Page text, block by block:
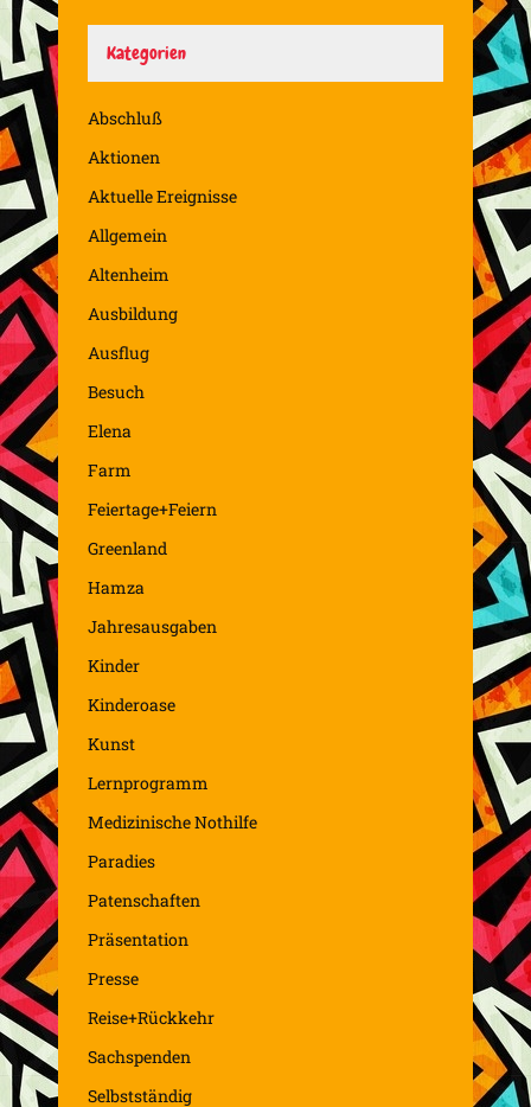
Kategorien
Abschluß
Aktionen
Aktuelle Ereignisse
Allgemein
Altenheim
Ausbildung
Ausflug
Besuch
Elena
Farm
Feiertage+Feiern
Greenland
Hamza
Jahresausgaben
Kinder
Kinderoase
Kunst
Lernprogramm
Medizinische Nothilfe
Paradies
Patenschaften
Präsentation
Presse
Reise+Rückkehr
Sachspenden
Selbstständig